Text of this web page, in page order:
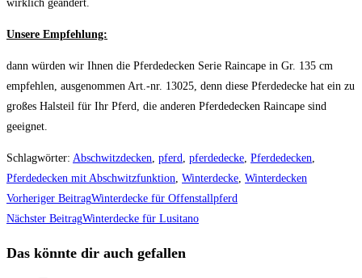
wirklich geändert.
Unsere Empfehlung:
dann würden wir Ihnen die Pferdedecken Serie Raincape in Gr. 135 cm
empfehlen, ausgenommen Art.-nr. 13025, denn diese Pferdedecke hat ein zu
großes Halsteil für Ihr Pferd, die anderen Pferdedecken Raincape sind
geeignet.
Schlagwörter: Abschwitzdecken, pferd, pferdedecke, Pferdedecken,
Pferdedecken mit Abschwitzfunktion, Winterdecke, Winterdecken
Weitere
Artikel
ansehen
Vorheriger BeitragWinterdecke für Offenstallpferd
Nächster BeitragWinterdecke für Lusitano
Das könnte dir auch gefallen